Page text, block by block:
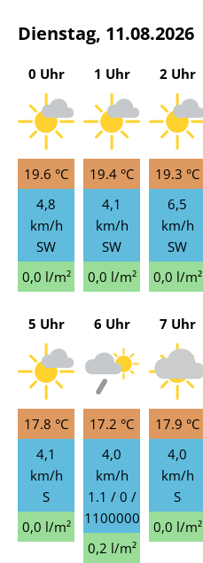
Dienstag, 11.08.2026
0 Uhr
19.6 °C
4,8
km/h
SW
0,0 l/m²
1 Uhr
19.4 °C
4,1
km/h
SW
0,0 l/m²
2 Uhr
19.3 °C
6,5
km/h
SW
0,0 l/m²
5 Uhr
17.8 °C
4,1
km/h
S
0,0 l/m²
6 Uhr
17.2 °C
4,0
km/h
1.1 / 0 /
1100000
0,2 l/m²
7 Uhr
17.9 °C
4,0
km/h
S
0,0 l/m²